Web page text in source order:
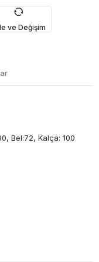
ve Değişim
Bel:72, Kalça: 100